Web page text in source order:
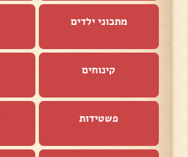
מתכוני ילדים
קינוחים
פשטידות